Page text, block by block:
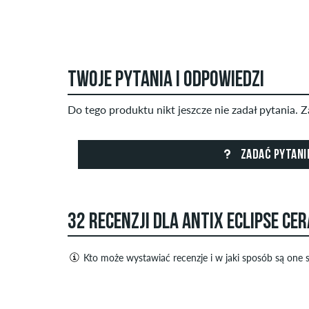
TWOJE PYTANIA I ODPOWIEDZI
Do tego produktu nikt jeszcze nie zadał pytania.
ZADAĆ
32 RECENZJI DLA ANTIX ECLIPSE
Kto może wystawiać recenzje i w jaki sposób są one
pozytywne, jak i negatywne recenzje. Recenzje